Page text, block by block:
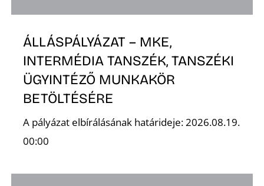
ÁLLÁSPÁLYÁZAT – MKE,
INTERMÉDIA TANSZÉK, TANSZÉKI
ÜGYINTÉZŐ MUNKAKÖR
BETÖLTÉSÉRE
A pályázat elbírálásának határideje: 2026.08.19.
00:00